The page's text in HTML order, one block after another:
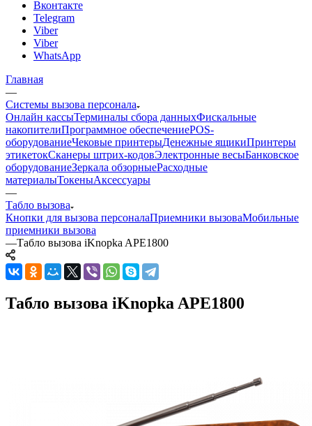
Вконтакте
Telegram
Viber
Viber
WhatsApp
Главная
—
Системы вызова персонала
Онлайн кассыТерминалы сбора данныхФискальные
накопителиПрограммное обеспечениеPOS-
оборудованиеЧековые принтерыДенежные ящикиПринтеры
этикетокСканеры штрих-кодовЭлектронные весыБанковское
оборудованиеЗеркала обзорныеРасходные
материалыТокеныАксессуары
—
Табло вызова
Кнопки для вызова персоналаПриемники вызоваМобильные
приемники вызова
—Табло вызова iKnopka APE1800
Табло вызова iKnopka APE1800